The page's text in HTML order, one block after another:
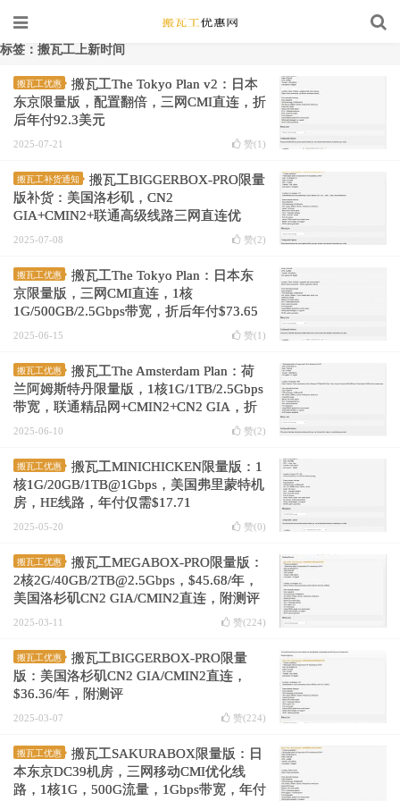
标签：搬瓦工上新时间
搬瓦工优惠
搬瓦工The Tokyo Plan v2：日本
东京限量版，配置翻倍，三网CMI直连，折
后年付92.3美元
2025-07-21 赞(1 )
搬瓦工补货通知
搬瓦工BIGGERBOX-PRO限量
版补货：美国洛杉矶，CN2
GIA+CMIN2+联通高级线路三网直连优
化，折后年付$36.36
2025-07-08 赞(2)
搬瓦工优惠
搬瓦工The Tokyo Plan：日本东
京限量版，三网CMI直连，1核
1G/500GB/2.5Gbps带宽，折后年付$73.65
2025-06-15 赞(1 )
搬瓦工优惠
搬瓦工The Amsterdam Plan：荷
兰阿姆斯特丹限量版，1核1G/1TB/2.5Gbps
带宽，联通精品网+CMIN2+CN2 GIA，折
后年付$36.36
2025-06-10 赞(2)
搬瓦工优惠
搬瓦工MINICHICKEN限量版：1
核1G/20GB/1TB@1Gbps，美国弗里蒙特机
房，HE线路，年付仅需$17.71
2025-05-20 赞(0)
搬瓦工优惠
搬瓦工MEGABOX-PRO限量版：
2核2G/40GB/2TB@2.5Gbps，$45.68/年，
美国洛杉矶CN2 GIA/CMIN2直连，附测评
2025-03-11 赞(224)
搬瓦工优惠
搬瓦工BIGGERBOX-PRO限量
版：美国洛杉矶CN2 GIA/CMIN2直连，
$36.36/年，附测评
2025-03-07 赞(224)
搬瓦工优惠
搬瓦工SAKURABOX限量版：日
本东京DC39机房，三网移动CMI优化线
路，1核1G，500G流量，1Gbps带宽，年付